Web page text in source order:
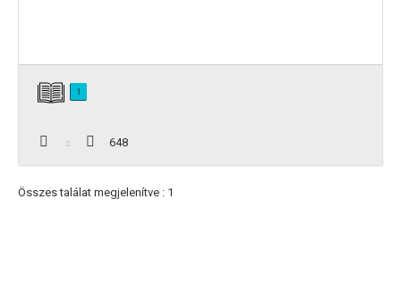
1
648
Összes találat megjelenítve : 1